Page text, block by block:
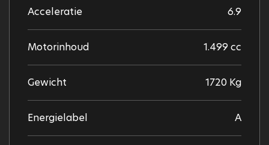
Acceleratie 6.9
Motorinhoud 1.499 cc
Gewicht 1720 Kg
Energielabel A